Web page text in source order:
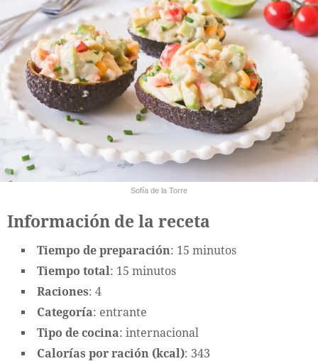
Sofía de la Torre
Información de la receta
Tiempo de preparación: 15 minutos
Tiempo total : 15 minutos
Raciones: 4
Categoría: entrante
Tipo de cocina: internacional
Calorías por ración (kcal): 343